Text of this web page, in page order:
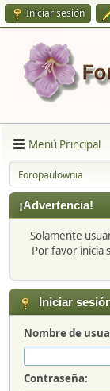
Iniciar sesión
Menú Principal
Foropaulownia
¡Advertencia!
Solamente
Por favor inicia
Iniciar
Nombre de
Contraseña: